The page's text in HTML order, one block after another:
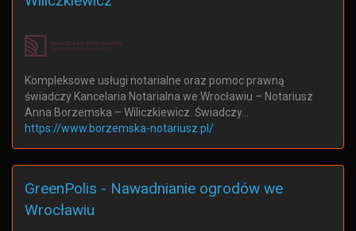
Kompleksowe usługi notarialne oraz pomoc prawną
świadczy Kancelaria Notarialna we Wrocławiu – Notariusz
Anna Borzemska – Wiliczkiewicz. Świadczy…
https://www.borzemska-notariusz.pl/
GreenPolis - Nawadnianie ogrodów we
Wrocławiu